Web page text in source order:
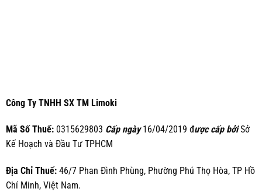
Công Ty TNHH SX TM Limoki
Mã Số Thuế:0315629803 Cấp ngày16/04/2019 được cấp bởiSở
Kế Hoạch và Đầu Tư TPHCM
Địa Chỉ Thuế:46/7 Phan Đình Phùng, Phường Phú Thọ Hòa, TP Hồ
Chí Minh, Việt Nam.